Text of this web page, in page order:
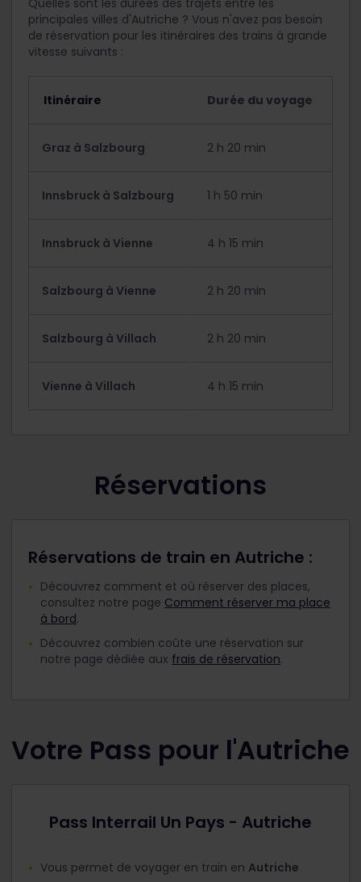
principales villes d'Autriche ? Vous n'avez pas besoin
de réservation pour les itinéraires des trains à grande
vitesse suivants :
Itinéraire Durée du voyage
Graz à Salzbourg 2 h 20 min
Innsbruck à Salzbourg 1 h 50 min
Innsbruck à Vienne 4 h 15 min
Salzbourg à Vienne 2 h 20 min
Salzbourg à Villach 2 h 20 min
Vienne à Villach 4 h 15 min
Réservations
Réservations de train en Autriche :
Découvrez comment et où réserver des places,
consultez notre page Comment réserver ma place
à bord.
Découvrez combien coûte une réservation sur
notre page dédiée aux frais de réservation.
Votre Pass pour l'Autriche
Pass Interrail Un Pays - Autriche
Vous permet de voyager en train en Autriche